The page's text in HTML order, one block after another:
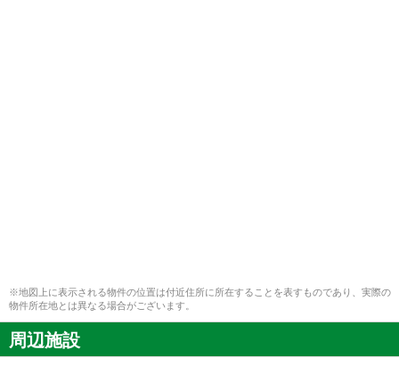
※地図上に表示される物件の位置は付近住所に所在することを表すものであり、実際の
物件所在地とは異なる場合がございます。
周辺施設